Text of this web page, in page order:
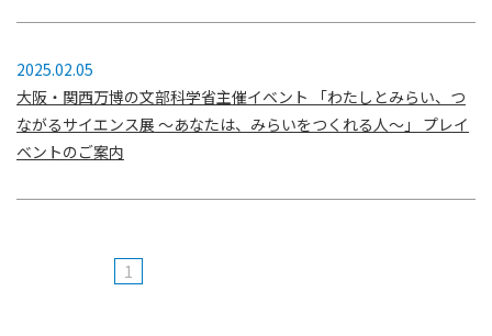
2025.02.05
大阪・関西万博の文部科学省主催イベント 「わたしとみらい、つ
ながるサイエンス展 ～あなたは、みらいをつくれる人～」 プレイ
ベントのご案内
1